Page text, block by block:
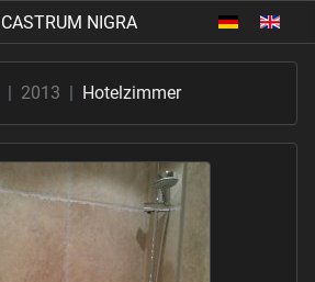
Sprache
2013 Hotelzimmer